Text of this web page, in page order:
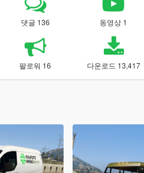
댓글 136 동영상 1
팔로워 16 다운로드 13,417